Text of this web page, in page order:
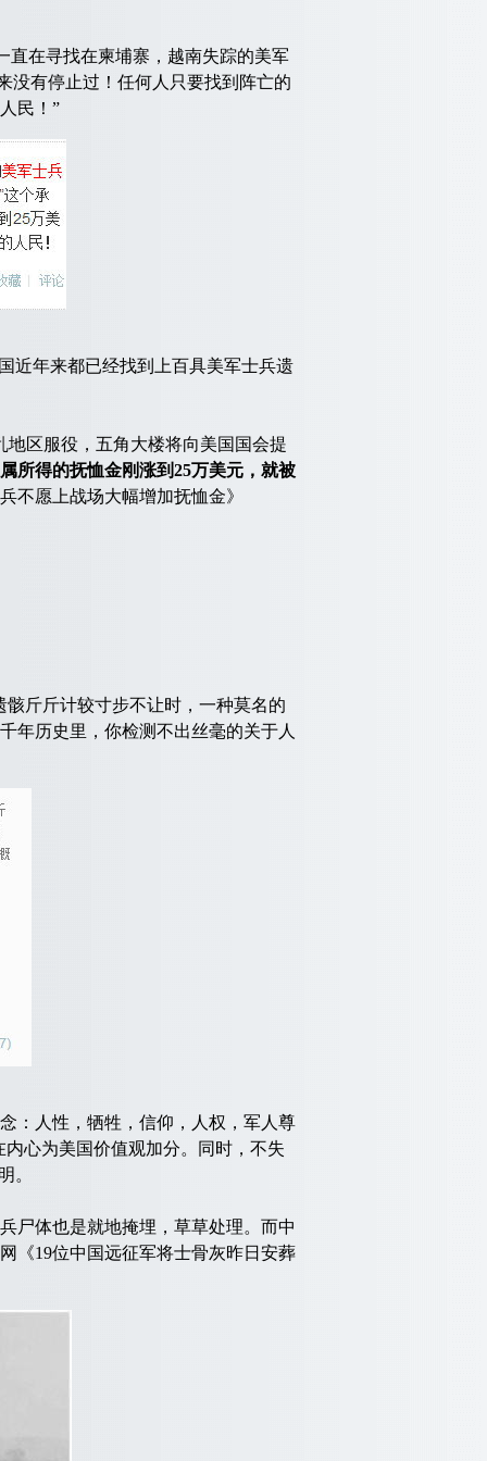
在寻找在柬埔寨，越南失踪的美军
没有停止过！任何人只要找到阵亡的
民！”
年来都已经找到上百具美军士兵遗
区服役，五角大楼将向美国国会提
所得的抚恤金刚涨到25万美元，就被
不愿上战场大幅增加抚恤金》
斤斤计较寸步不让时，一种莫名的
年历史里，你检测不出丝毫的关于人
人性，牺牲，信仰，人权，军人尊
心为美国价值观加分。同时，不失
。
体也是就地掩埋，草草处理。而中
《19位中国远征军将士骨灰昨日安葬